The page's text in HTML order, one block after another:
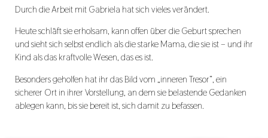
Durch die Arbeit mit Gabriela hat sich vieles verändert.
Heute schläft sie erholsam, kann offen über die Geburt sprechen
und sieht sich selbst endlich als die starke Mama, die sie ist – und ihr
Kind als das kraftvolle Wesen, das es ist.
Besonders geholfen hat ihr das Bild vom „inneren Tresor“, ein
sicherer Ort in ihrer Vorstellung, an dem sie belastende Gedanken
ablegen kann, bis sie bereit ist, sich damit zu befassen.